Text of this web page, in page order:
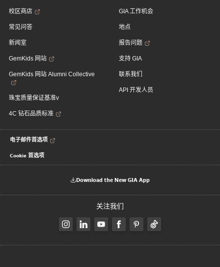
校区商店
常见问答
新闻室
GemKids 网站
GemKids 网站 Alumni Collective
珠宝质量保证基准v
4C 钻石品质标准
GIA 工作机会
地点
报告问题
支持 GIA
联系我们
API 开发人员
电子邮件首选项
Cookie 首选项
Download the New GIA App
关注我们